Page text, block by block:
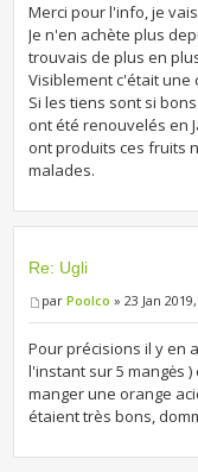
Merci pour l'info, je
Je n'en achète plus
trouvais de plus en
Visiblement c'était une
Si les tiens sont si
ont été renouvelés en
ont produits ces fruits
malades.
Re: Ugli
parPoolco » 23 Jan
Pour précisions il y en
l'instant sur 5 mangės
manger une orange
étaient très bons,